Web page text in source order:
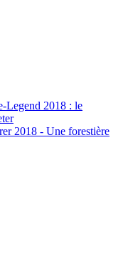
Legend 2018 : le
2018 - Une forestière